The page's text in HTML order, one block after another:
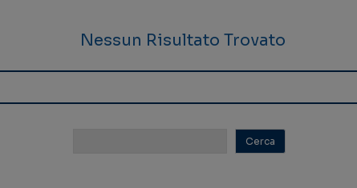
Nessun Risultato Trovato